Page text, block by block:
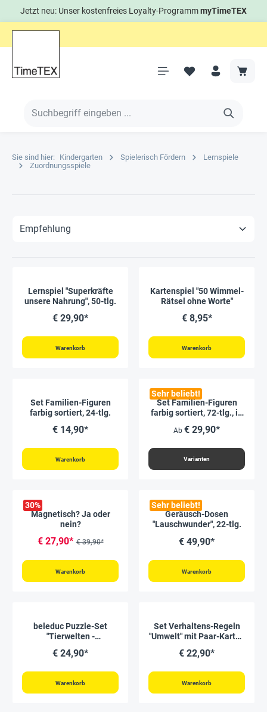
Jetzt neu: Unser kostenfreies Loyalty-ProgrammmyTimeTEX
Sie sind hier: Kindergarten Spielerisch Fördern
Lernspiele
Zuordnungsspiele
Lernspiel "Superkräfte
unsere Nahrung", 50-tlg.
€ 29,90*
Warenkorb
Kartenspiel "50 Wimmel-
Rätsel ohne Worte"
€ 8,95*
Warenkorb
Set Familien-Figuren
farbig sortiert, 24-tlg.
€ 14,90*
Warenkorb
Sehr beliebt!
Set Familien-Figuren
farbig sortiert, 72-tlg., in
Ab € 29,90*
Varianten
30%
Magnetisch? Ja oder
nein?
€ 27,90* € 39,90*
Warenkorb
Sehr beliebt!
Geräusch-Dosen
"Lauschwunder", 22-tlg.
€ 49,90*
Warenkorb
beleduc Puzzle-Set
"Tierwelten -
45-tlg.
€ 24,90*
Warenkorb
Set Verhaltens-Regeln
"Umwelt" mit Paar-Karten
€ 22,90*
Warenkorb